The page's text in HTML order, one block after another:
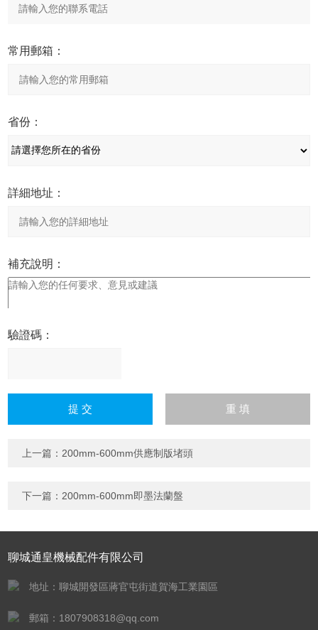
常用郵箱：
省份：
詳細地址：
補充說明：
驗證碼：
字），如：三加四=7
上一篇： 200mm-600mm供應制版堵頭
下一篇： 200mm-600mm即墨法蘭盤
聊城通皇機械配件有限公司
地址：聊城開發區蔣官屯街道賀海工業園區
郵箱：1807908318@qq.com